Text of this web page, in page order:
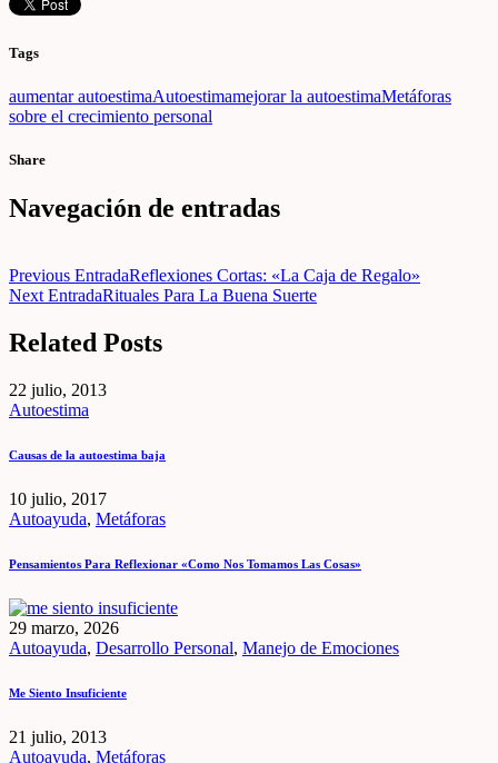
Tags
aumentar autoestimaAutoestimamejorar la autoestimaMetáforas
sobre el crecimiento personal
Share
Navegación de entradas
Previous EntradaReflexiones Cortas: «La Caja de Regalo»
Next EntradaRituales Para La Buena Suerte
Related Posts
22 julio, 2013
Autoestima
Causas de la autoestima baja
10 julio, 2017
Autoayuda, Metáforas
Pensamientos Para Reflexionar «Como Nos Tomamos Las Cosas»
29 marzo, 2026
Autoayuda, Desarrollo Personal, Manejo de Emociones
Me Siento Insuficiente
21 julio, 2013
Autoayuda, Metáforas